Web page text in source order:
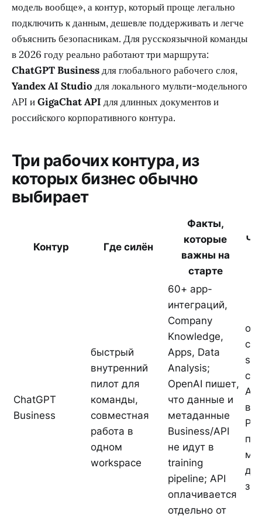
модель вообще», а контур, который проще легально
подключить к данным, дешевле поддерживать и легче
объяснить безопасникам. Для русскоязычной команды
в 2026 году реально работают три маршрута:
ChatGPT Businessдля глобального рабочего слоя,
Yandex AI Studio для локального мульти-модельного
API иGigaChat API для длинных документов и
российского корпоративного контура.
Три рабочих контура, из
которых бизнес обычно
выбирает
Контур Где силён
Факты,
которые
важны на
старте
ChatGPT
Business
быстрый
внутренний
пилот для
команды,
совместная
работа в
одном
workspace
60+ app-
интеграций,
Company
Knowledge,
Apps, Data
Analysis;
OpenAI пишет,
что данные и
метаданные
Business/API
не идут в
training
pipeline; API
оплачивается
отдельно от